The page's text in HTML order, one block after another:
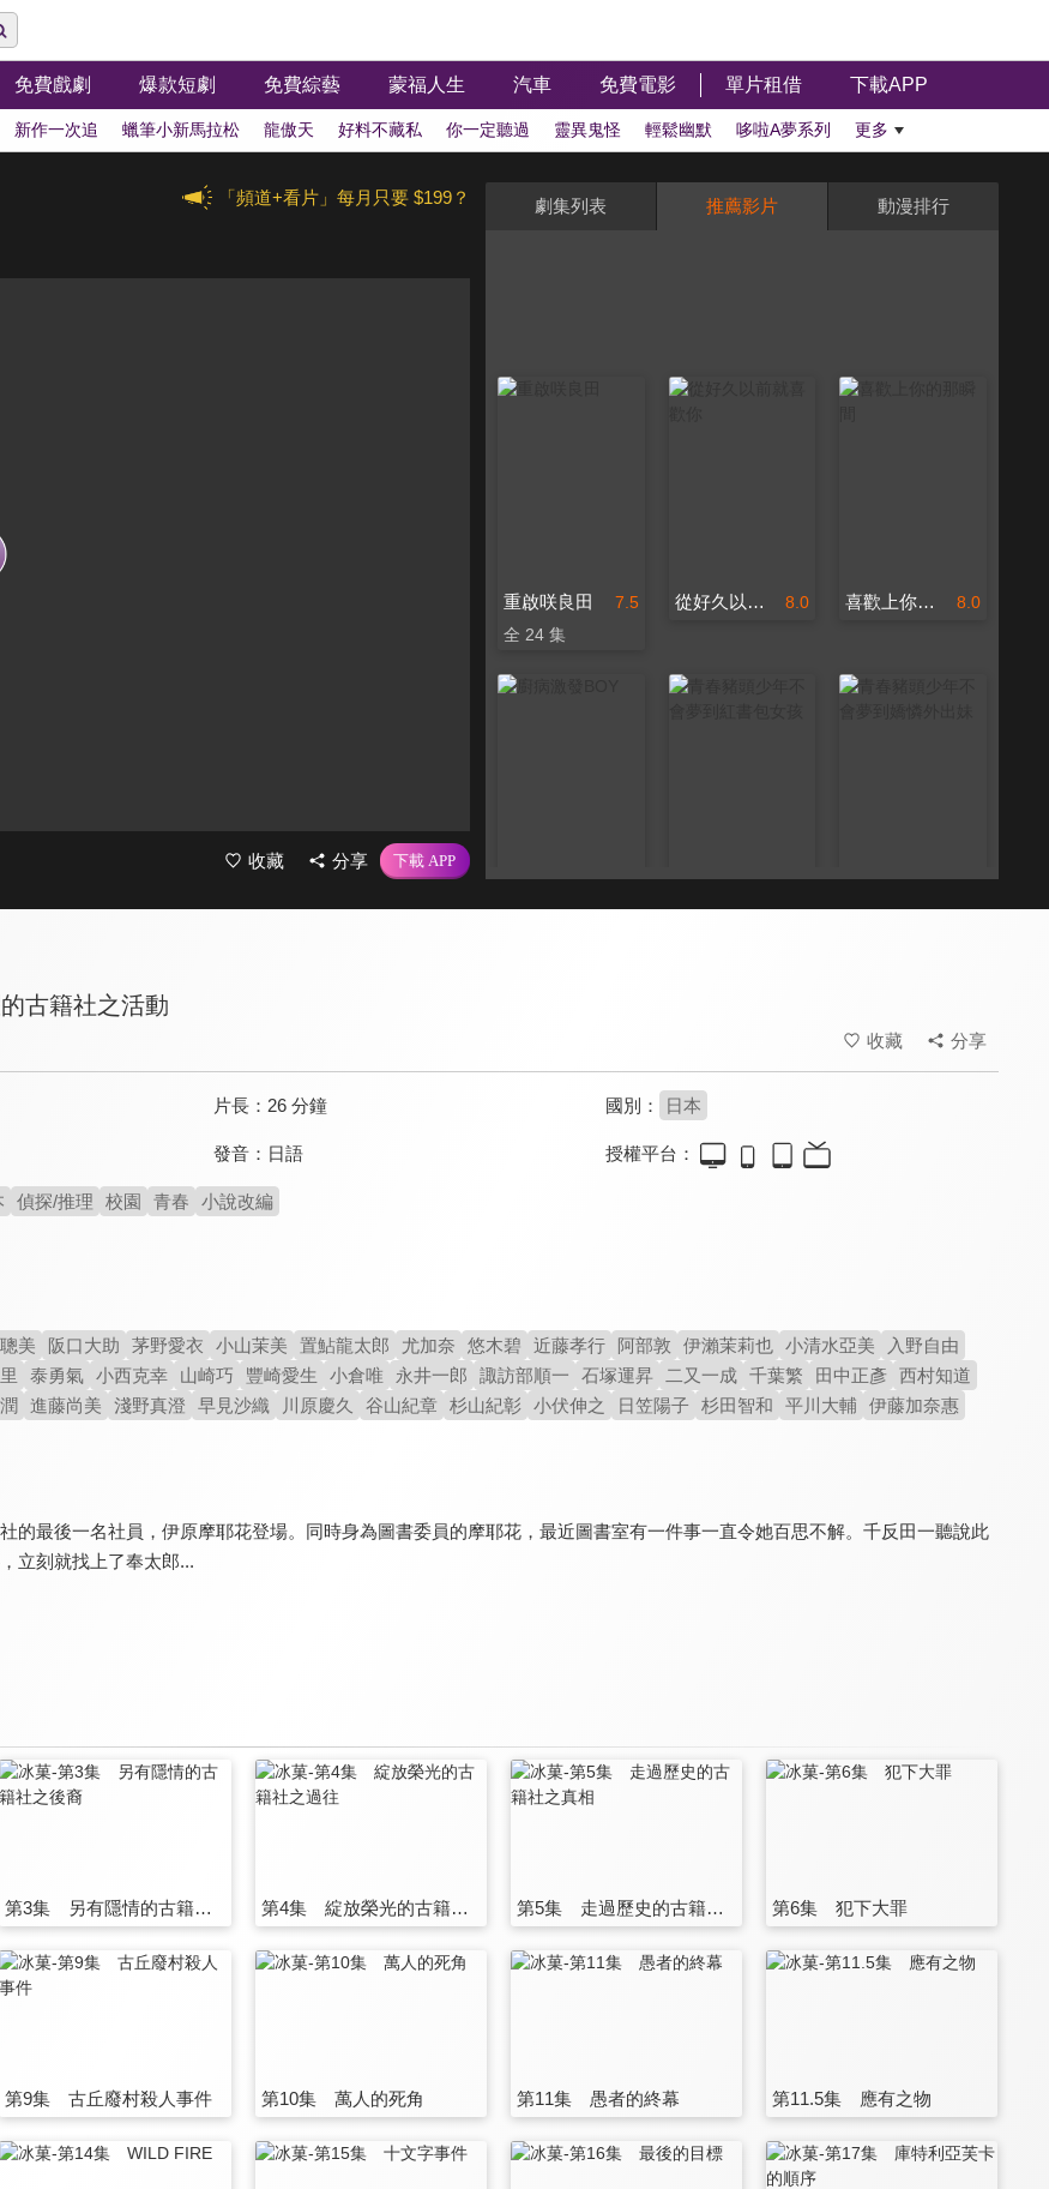
免費戲劇 爆款短劇 免費綜藝 蒙福人生 汽車 免費電影 單片租借 下載APP
新作一次追 蠟筆小新馬拉松 龍傲天 好料不藏私 你一定聽過 靈異鬼怪 輕鬆幽默 哆啦A夢系列 更多
「頻道+看片」每月只要 $199？
收藏 分享
劇集列表 推薦影片 動漫排行
7.5
重啟咲良田
全 24 集
8.0
從好久以前就喜歡你 8.0
喜歡上你的那瞬間
全 12 集 全 26 集 全 13 集
古籍社之活動
收藏 分享
片長： 26 分鐘 國別： 日本
發音： 日語 授權平台：
偵探/推理 校園 青春 小說改編
美 阪口大助 茅野愛衣 小山茉美 置鮎龍太郎 尤加奈 悠木碧 近藤孝行 阿部敦 伊瀨茉莉也 小清水亞美
入野自由
泰勇氣 小西克幸 山崎巧 豐崎愛生 小倉唯 永井一郎 諏訪部順一 石塚運昇 二又一成 千葉繁 田中正彥 西村知道
進藤尚美 淺野真澄 早見沙織 川原慶久 谷山紀章 杉山紀彰 小伏伸之 日笠陽子 杉田智和 平川大輔
伊藤加奈惠
的最後一名社員，伊原摩耶花登場。同時身為圖書委員的摩耶花，最近圖書室有一件事一直令她百思不解。千反田一聽說此
立刻就找上了奉太郎...
第3集 另有隱情的古籍社之後裔 第4集 綻放榮光的古籍社之過往 第5集 走過歷史的古籍社之真相 第6集 犯下大罪
第9集 古丘廢村殺人事件 第10集 萬人的死角 第11集 愚者的終幕 第11.5集 應有之物